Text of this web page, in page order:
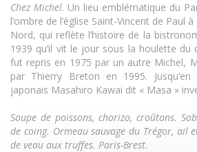
Chez Michel. Un lieu emblématique du
l’ombre de l’église Saint-Vincent de Paul
Nord, qui reflète l’histoire de la
1939 qu’il vit le jour sous la houlette du
fut repris en 1975 par un autre Michel,
par Thierry Breton en 1995.
japonais Masahiro Kawai dit « Masa »
Soupe de poissons, chorizo, croûtons.
de coing. Ormeau sauvage du Trégor, ail
de veau aux truffes. Paris-Brest.